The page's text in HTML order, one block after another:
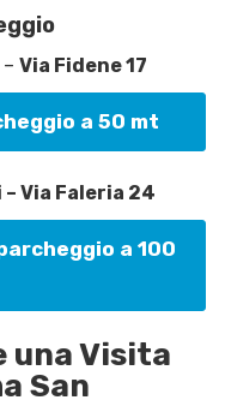
– Via Fidene 17
a 50 mt
Via Faleria 24
a 100
una Visita
San